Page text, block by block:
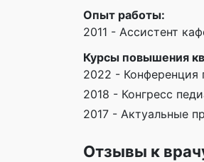
Опыт работы:
2011 - Ассистент
Курсы повышения
2022 - Конференция
2018 - Конгресс
2017 - Актуальные
Отзывы к